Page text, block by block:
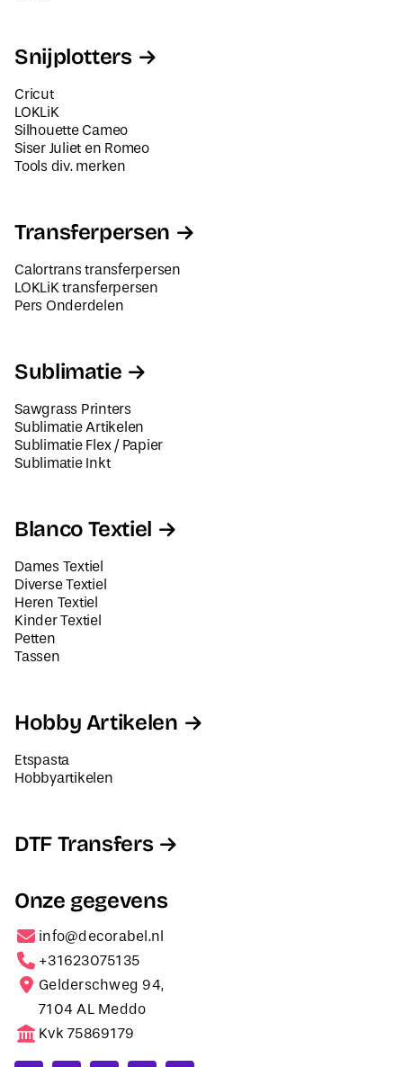
Snijplotters
Cricut
LOKLiK
Silhouette Cameo
Siser Juliet en Romeo
Tools div. merken
Transferpersen
Calortrans transferpersen
LOKLiK transferpersen
Pers Onderdelen
Sublimatie
Sawgrass Printers
Sublimatie Artikelen
Sublimatie Flex / Papier
Sublimatie Inkt
Blanco Textiel
Dames Textiel
Diverse Textiel
Heren Textiel
Kinder Textiel
Petten
Tassen
Hobby Artikelen
Etspasta
Hobbyartikelen
DTF Transfers
Onze gegevens
info@decorabel.nl
+31623075135
Gelderschweg 94,
7104 AL Meddo
Kvk 75869179